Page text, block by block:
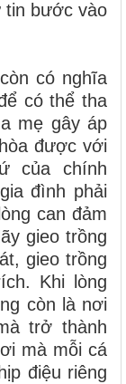
tin bước vào
có nghĩa
có thể tha
mẹ gây áp
được với
của chính
đình phải
can đảm
gieo trồng
gieo trồng
Khi lòng
còn là nơi
trở thành
mà mỗi cá
điệu riêng